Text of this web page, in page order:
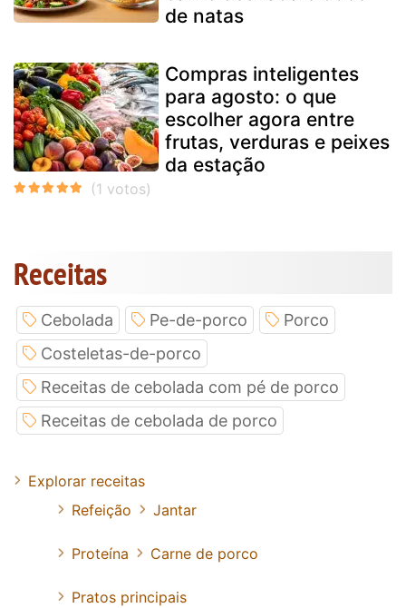
de natas
Compras inteligentes
para agosto: o que
escolher agora entre
frutas, verduras e peixes
da estação
Receitas
Cebolada Pe-de-porco
Porco
Costeletas-de-porco
Receitas de cebolada com pé de porco
Receitas de cebolada de porco
Explorar receitas
Refeição
Jantar
Proteína Carne de porco
Pratos principais